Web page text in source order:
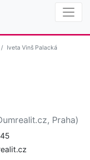
Iveta Vinš Palacká
Praha)